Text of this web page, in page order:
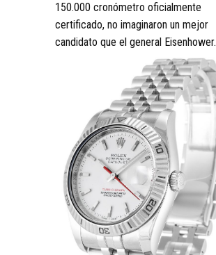
150.000 cronómetro oficialmente
certificado, no imaginaron un mejor
candidato que el general Eisenhower.